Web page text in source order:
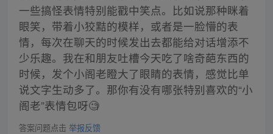
一些搞怪表情特别能戳中笑点。比如说那种眯着
眼笑，带着小狡黠的模样，或者是一脸懵的表
情，每次在聊天的时候发出去都能给对话增添不
少乐趣。我在和朋友吐槽今天吃了啥奇葩东西的
时候，发个小阁老瞪大了眼睛的表情，感觉比单
说文字生动多了。那你有没有哪张特别喜欢的“小
阁老”表情包呀🧐
答案问题点击 举报反馈